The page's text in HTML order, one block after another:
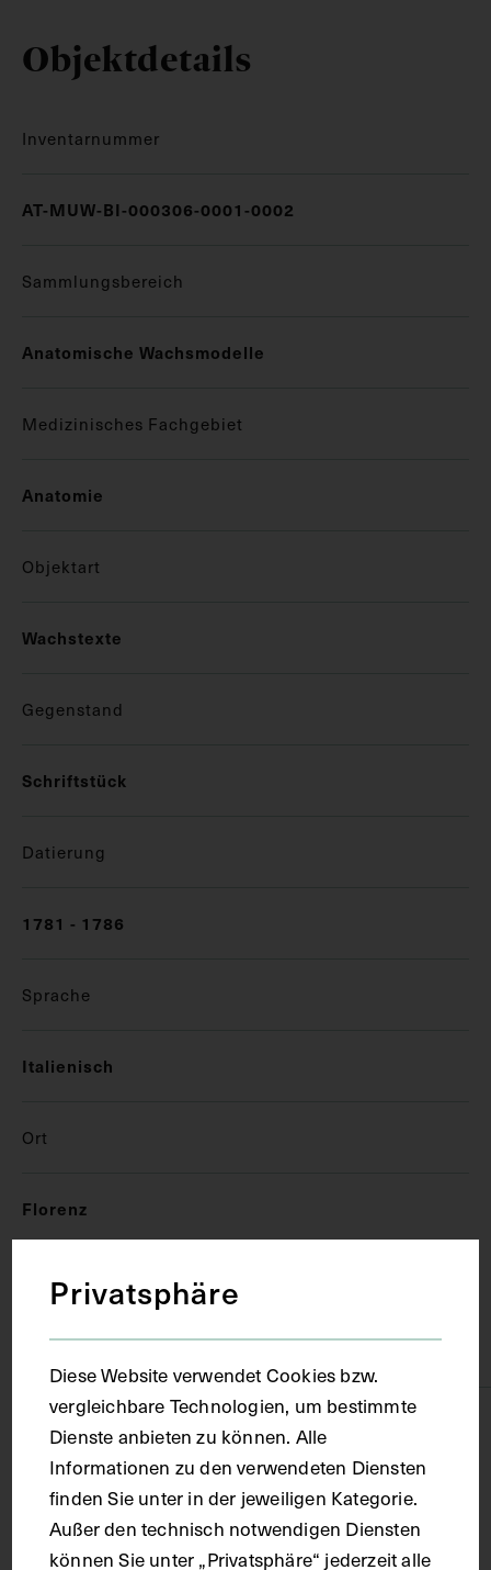
Objektdetails
Inventarnummer
AT-MUW-BI-000306-0001-0002
Sammlungsbereich
Anatomische Wachsmodelle
Medizinisches Fachgebiet
Anatomie
Objektart
Wachstexte
Gegenstand
Schriftstück
Datierung
1781 - 1786
Sprache
Italienisch
Ort
Florenz
Material
Technik
Handschrift
Maße
Privatsphäre
Diese Website verwendet Cookies bzw.
vergleichbare Technologien, um bestimmte
Dienste anbieten zu können. Alle
Informationen zu den verwendeten Diensten
finden Sie unter in der jeweiligen Kategorie.
Außer den technisch notwendigen Diensten
können Sie unter „Privatsphäre“ jederzeit alle